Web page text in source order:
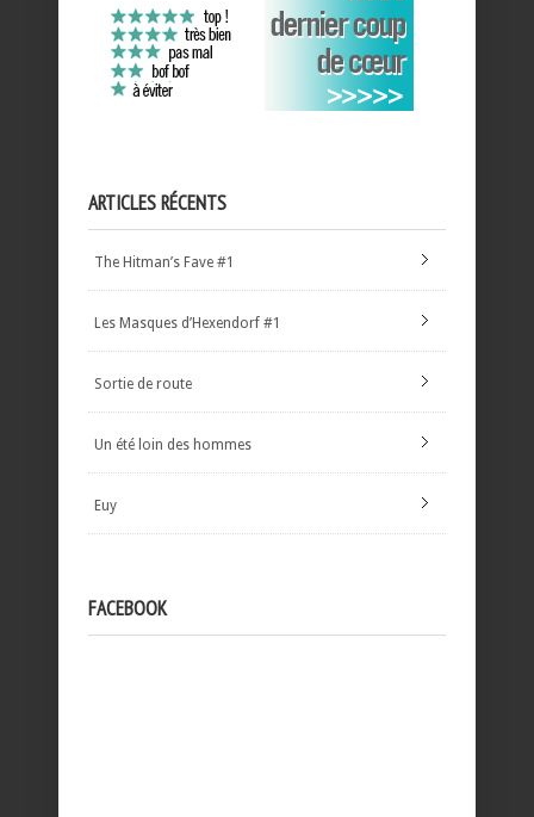
ARTICLES RÉCENTS
The Hitman’s Fave #1
Les Masques d’Hexendorf #1
Sortie de route
Un été loin des hommes
Euy
FACEBOOK